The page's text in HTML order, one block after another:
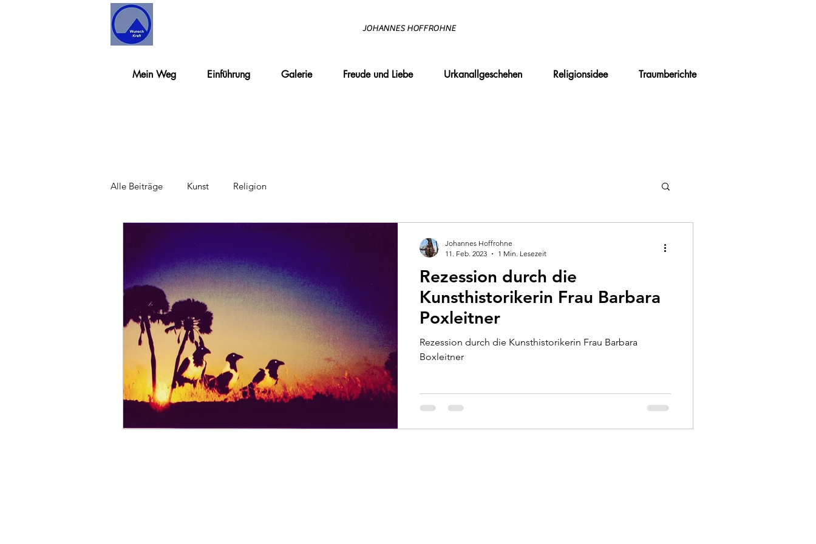
JOHANNES HOFFROHNE
Mein Weg Einführung Galerie Freude und Liebe Urkanallgeschehen Religionsidee Traumberichte
Alle Beiträge Kunst Religion
Rezession durch die
Kunsthistorikerin Frau Barbara
Poxleitner
Rezession durch die Kunsthistorikerin Frau Barbara
Boxleitner
Johannes Hoffrohne
11. Feb. 2023
1 Min. Lesezeit